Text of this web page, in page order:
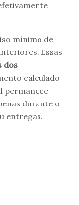
mínimo de
Essas
dos
calculado
permanece
durante o
entregas.